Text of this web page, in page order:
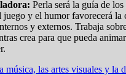
Perla será la guía de
juego y el humor favorecerá la
y externos. Trabaja
crea para que pueda
las artes visuales y la